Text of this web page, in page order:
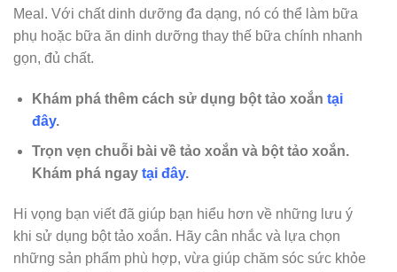
Meal. Với chất dinh dưỡng đa dạng, nó có thể làm bữa
phụ hoặc bữa ăn dinh dưỡng thay thế bữa chính nhanh
gọn, đủ chất.
Khám phá thêm cách sử dụng bột tảo xoắn tại
đây.
Trọn vẹn chuỗi bài về tảo xoắn và bột tảo xoắn.
Khám phá ngay tại đây.
Hi vọng bạn viết đã giúp bạn hiểu hơn về những lưu ý
khi sử dụng bột tảo xoắn. Hãy cân nhắc và lựa chọn
những sản phẩm phù hợp, vừa giúp chăm sóc sức khỏe